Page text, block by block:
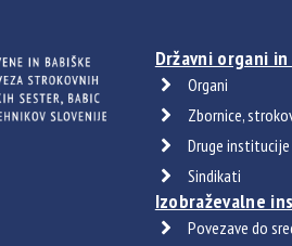
Državni organi
Organi
Zbornice,
Druge institucije
Sindikati
Izobraževalne
Povezave do